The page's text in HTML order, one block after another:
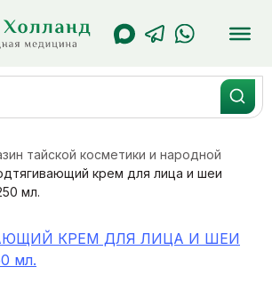
тайской косметики и народной
крем для лица и шеи
мл.